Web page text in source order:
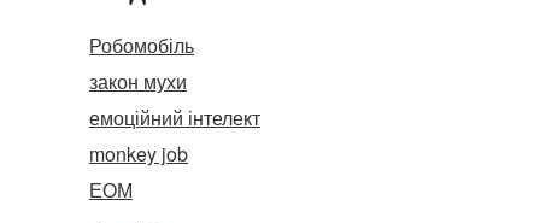
Робомобіль
закон мухи
емоційний інтелект
monkey job
ЕОМ